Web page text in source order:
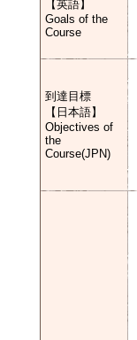
【英語】
Goals of the
Course
到達目標
【日本語】
Objectives of
the
Course(JPN)